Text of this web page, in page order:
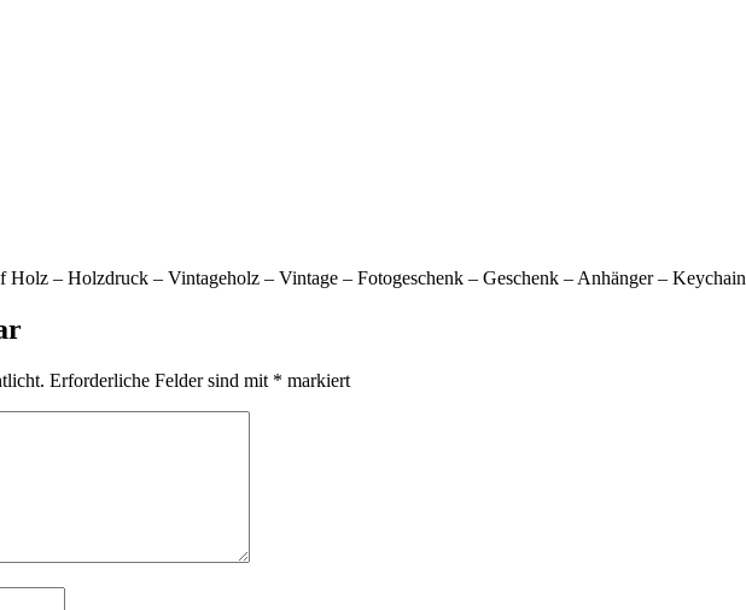
Holz – Holzdruck – Vintageholz – Vintage – Fotogeschenk – Geschenk – Anhänger – Keychain
Erforderliche Felder sind mit * markiert